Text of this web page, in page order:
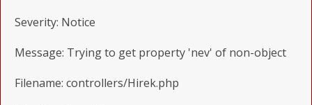
Severity: Notice
Message: Trying to get property 'nev' of non-object
Filename: controllers/Hirek.php